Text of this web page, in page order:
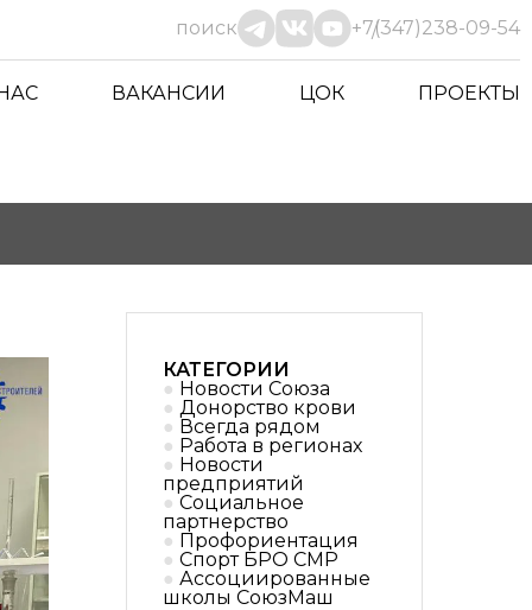
поиск +7(347)238-09-54
ВАКАНСИИ ЦОК ПРОЕКТЫ
КАТЕГОРИИ
Новости Союза
Донорство крови
Всегда рядом
Работа в регионах
Новости
предприятий
Социальное
партнерствo
Профориентация
Спорт БРО СМР
Ассоциированные
школы СоюзМаш